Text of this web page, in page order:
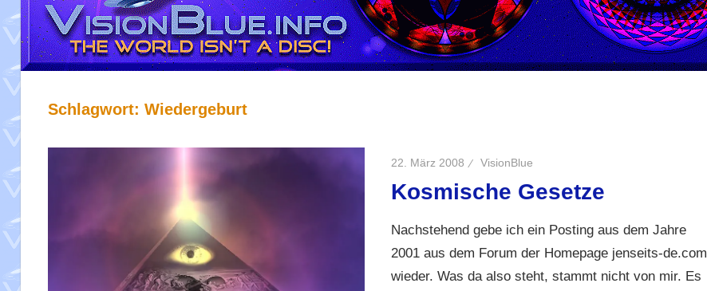
Schlagwort: Wiedergeburt
22. März 2008 VisionBlue
Kosmische Gesetze
Nachstehend gebe ich ein Posting aus dem Jahre
2001 aus dem Forum der Homepage jenseits-de.com
wieder. Was da also steht, stammt nicht von mir. Es